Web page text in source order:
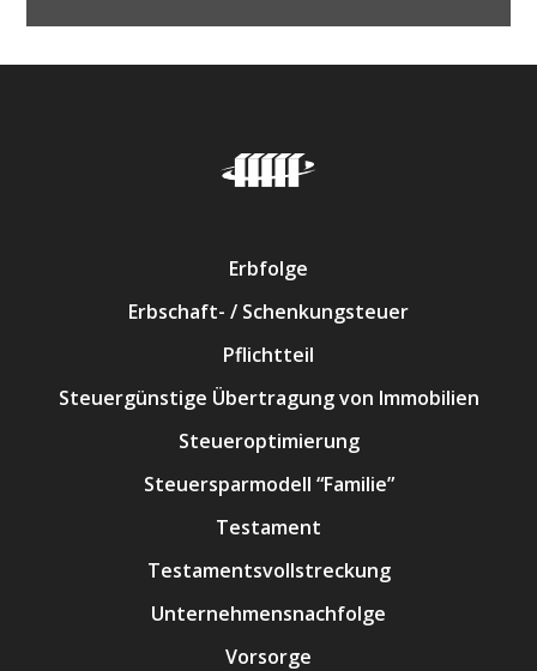
Erbfolge
Erbschaft- / Schenkungsteuer
Pflichtteil
Steuergünstige Übertragung von Immobilien
Steueroptimierung
Steuersparmodell “Familie”
Testament
Testamentsvollstreckung
Unternehmensnachfolge
Vorsorge